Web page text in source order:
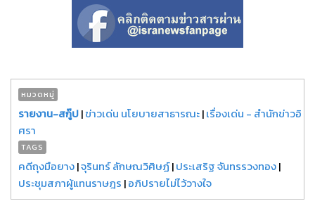
หมวดหมู่
รายงาน-สกู๊ป|ข่าวเด่น นโยบายสาธารณะ|เรื่องเด่น - สำนักข่าวอิ
ศรา
TAGS
คดีถุงมือยาง|จุรินทร์ ลักษณวิศิษฏ์|ประเสริฐ จันทรรวงทอง|
ประชุมสภาผู้แทนราษฎร |อภิปรายไม่ไว้วางใจ